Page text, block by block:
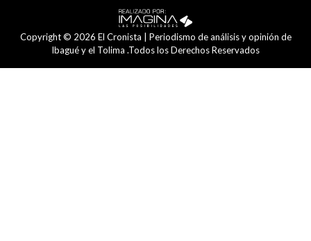
Copyright © 2026 El Cronista | Periodismo de análisis y opinión de
Ibagué y el Tolima .Todos los Derechos Reservados